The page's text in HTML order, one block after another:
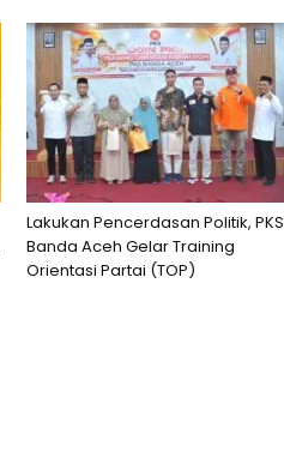
Lakukan Pencerdasan Politik, PKS
Banda Aceh Gelar Training
Orientasi Partai (TOP)